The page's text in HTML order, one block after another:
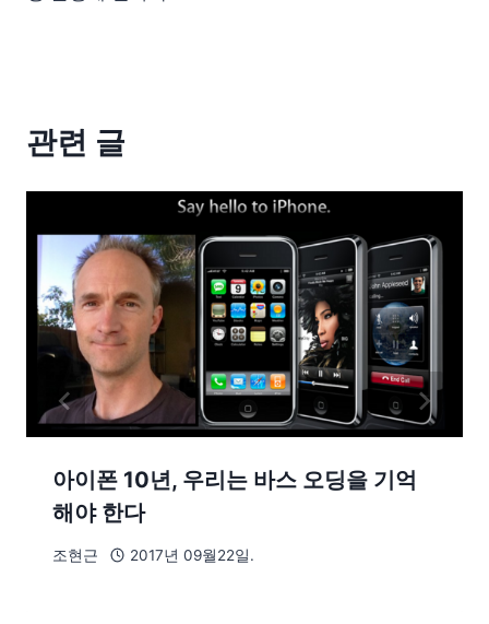
관련 글
아이폰 10년, 우리는 바스 오딩을 기억
해야 한다
조현근 2017년 09월22일.